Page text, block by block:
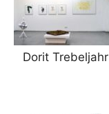
Dorit Trebeljahr